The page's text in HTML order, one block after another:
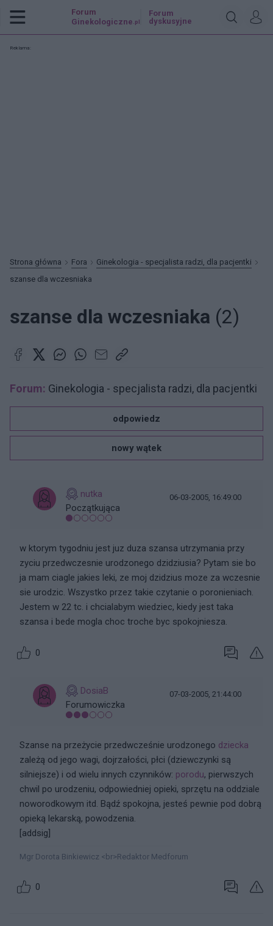
Forum
Ginekologiczne .pl
Forum
dyskusyjne
Reklama:
Strona główna Fora
Ginekologia - specjalista radzi, dla pacjentki
szanse dla wczesniaka
szanse dla wczesniaka (2)
Forum: Ginekologia - specjalista radzi, dla pacjentki
odpowiedz
nowy wątek
nutka
Początkująca
06-03-2005, 16:49:00
w ktorym tygodniu jest juz duza szansa utrzymania przy
zyciu przedwczesnie urodzonego dzidziusia? Pytam sie bo
ja mam ciagle jakies leki, ze moj dzidzius moze za wczesnie
sie urodzic. Wszystko przez takie czytanie o poronieniach.
Jestem w 22 tc. i chcialabym wiedziec, kiedy jest taka
szansa i bede mogla choc troche byc spokojniesza.
0
DosiaB
Forumowiczka
07-03-2005, 21:44:00
Szanse na przeżycie przedwcześnie urodzonego dziecka
zależą od jego wagi, dojrzałości, płci (dziewczynki są
silniejsze) i od wielu innych czynników: porodu, pierwszych
chwil po urodzeniu, odpowiedniej opieki, sprzętu na oddziale
noworodkowym itd. Bądź spokojna, jesteś pewnie pod dobrą
opieką lekarską, powodzenia.
[addsig]
Mgr Dorota Binkiewicz <br>Redaktor Medforum
0